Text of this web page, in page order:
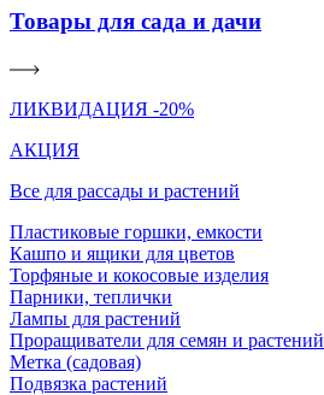
Товары для сада и дачи
ЛИКВИДАЦИЯ -20%
АКЦИЯ
Все для рассады и растений
Пластиковые горшки, емкости
Кашпо и ящики для цветов
Торфяные и кокосовые изделия
Парники, теплички
Лампы для растений
Проращиватели для семян и растений
Метка (садовая)
Подвязка растений